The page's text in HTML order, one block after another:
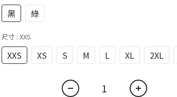
黑 綠
尺寸 : XXS
XXS XS S M L XL 2XL